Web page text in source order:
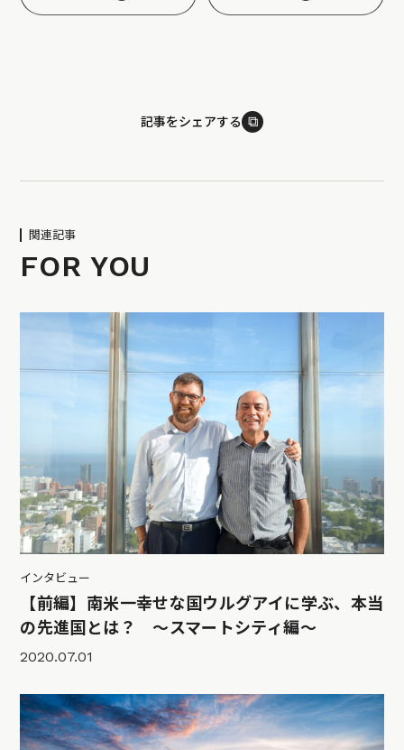
記事をシェアする ⧉
関連記事
FOR YOU
インタビュー
【前編】南米一幸せな国ウルグアイに学ぶ、本当
の先進国とは？ 〜スマートシティ編〜
2020.07.01